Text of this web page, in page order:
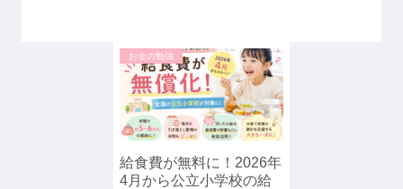
お金の勉強
給食費が無料に！2026年
4月から公立小学校の給